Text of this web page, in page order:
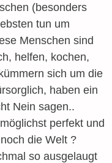
(besonders
tun um
Menschen sind
helfen, kochen,
sich um die
haben ein
Nein sagen..
perfekt und
die Welt ?
so ausgelaugt